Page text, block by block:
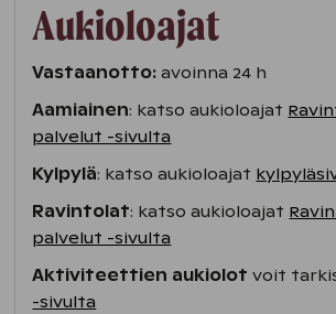
Aukioloajat
Vastaanotto: avoinna 24 h
Aamiainen: katso aukioloajat
palvelut -sivulta
Kylpylä: katso aukioloajat
Ravintolat: katso aukioloajat
palvelut -sivulta
Aktiviteettien aukiolot voit
-sivulta